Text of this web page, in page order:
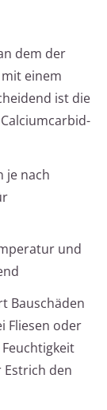
dem der
einem
ist die
je nach
und
Bauschäden
Fliesen oder
den